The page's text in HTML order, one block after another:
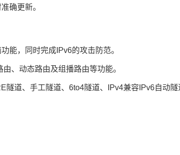
确更新。
能，同时完成IPv6的攻击防范。
、动态路由及组播路由等功能。
道、手工隧道、6to4隧道、IPv4兼容IPv6自动隧